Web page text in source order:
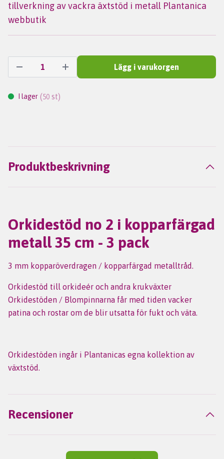
tillverkning av vackra äxtstöd i metall Plantanica
webbutik
Lägg i varukorgen
I lager (50 st)
Produktbeskrivning
Orkidestöd no 2 i kopparfärgad
metall 35 cm - 3 pack
3 mm kopparöverdragen / kopparfärgad metalltråd.
Orkidestöd till orkideér och andra krukväxter
Orkidestöden / Blompinnarna får med tiden vacker
patina och rostar om de blir utsatta för fukt och väta.
Orkidestöden ingår i Plantanicas egna kollektion av
växtstöd.
Recensioner